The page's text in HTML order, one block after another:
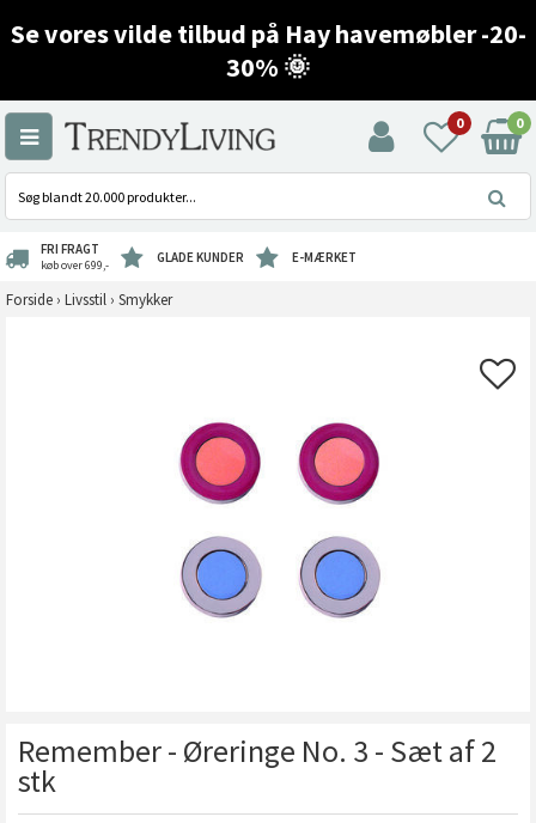
Se vores vilde tilbud på Hay havemøbler -20-
30% 🌞
0 0
FRI FRAGT
køb over 699,- GLADE KUNDER E-MÆRKET
Forside › Livsstil › Smykker
Remember - Øreringe No. 3 - Sæt af 2
stk